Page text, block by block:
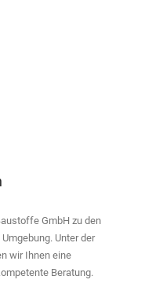
GmbH zu den
Unter der
wir Ihnen eine
Beratung.